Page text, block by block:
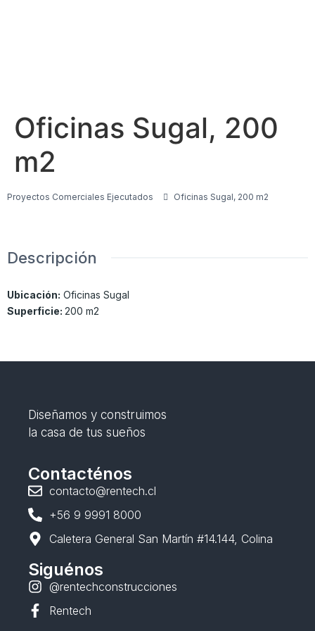
Oficinas Sugal, 200
m2
Proyectos Comerciales Ejecutados Oficinas Sugal, 200 m2
Descripción
Ubicación: Oficinas Sugal
Superficie: 200 m2
Diseñamos y construimos
la casa de tus sueños
Contacténos
contacto@rentech.cl
+56 9 9991 8000
Caletera General San Martín #14.144, Colina
Siguénos
@rentechconstrucciones
Rentech